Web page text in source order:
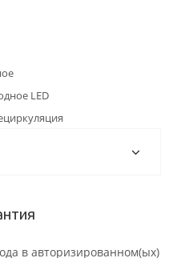
LED
в авторизированном(ых)